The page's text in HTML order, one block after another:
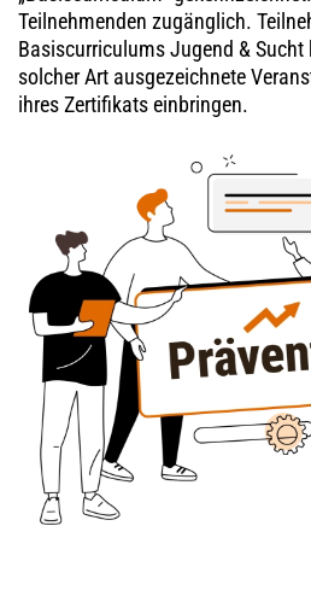
Teilnehmenden zugänglich.
Basiscurriculums Jugend &
solcher Art ausgezeichnete
ihres Zertifikats einbringen.